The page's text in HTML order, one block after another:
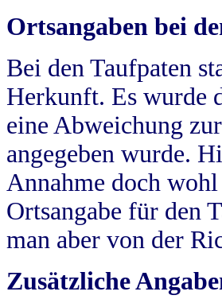
Ortsangaben bei
Bei den Taufpaten
Herkunft. Es wurde
eine Abweichung
angegeben wurde.
Annahme doch
Ortsangabe für den
man aber von der
Zusätzliche